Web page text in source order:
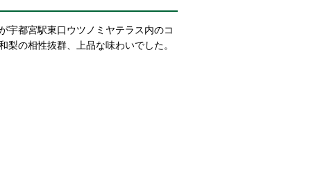
宇都宮駅東口ウツノミヤテラス内のコ
の相性抜群、上品な味わいでした。